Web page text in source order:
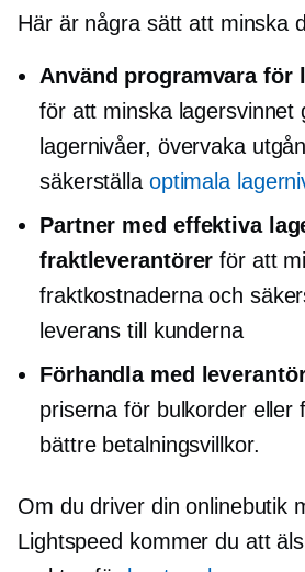
Här är några sätt att minska
Använd programvara för
för att minska lagersvinnet
lagernivåer, övervaka
säkerställa optimala
Partner med effektiva
fraktleverantörer för att
fraktkostnaderna och
leverans till kunderna
Förhandla med
priserna för bulkorder eller
bättre betalningsvillkor.
Om du driver din onlinebutik
Lightspeed kommer du att